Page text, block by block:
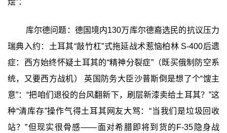
库尔德问题：德国境内130万库尔德裔选民的抗议压力
瑞典入约：土耳其“敲竹杠”式拖延战术惹恼柏林 S-400后遗
症：西方始终怀疑土耳其的“精神分裂症”（既买俄制防空系
统，又要西方战机） 英国防务大臣沙普斯倒是想了个“馊主
意”：“把咱们退役的台风翻新下，刷层新漆卖给土耳其？”这
种“清库存”操作气得土耳其网友大骂：“当我们是垃圾回收
站？”但现实很骨感——面对希腊即将到货的F-35隐身战